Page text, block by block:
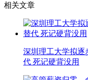
相关文章
深圳理工大学拟
代 死记硬背没用